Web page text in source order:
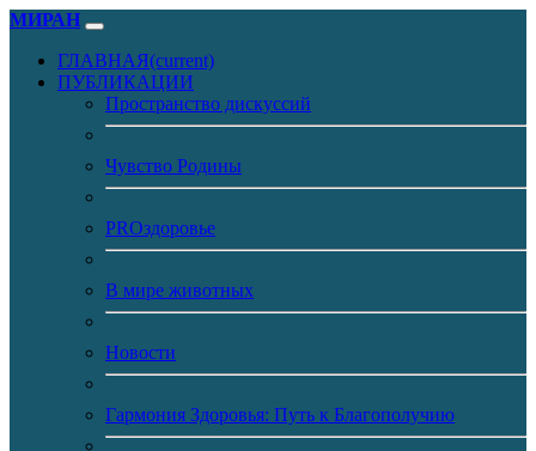
МИРАН
ГЛАВНАЯ(current)
ПУБЛИКАЦИИ
Пространство дискуссий
Чувство Родины
PROздоровье
В мире животных
Новости
Гармония Здоровья: Путь к Благополучию